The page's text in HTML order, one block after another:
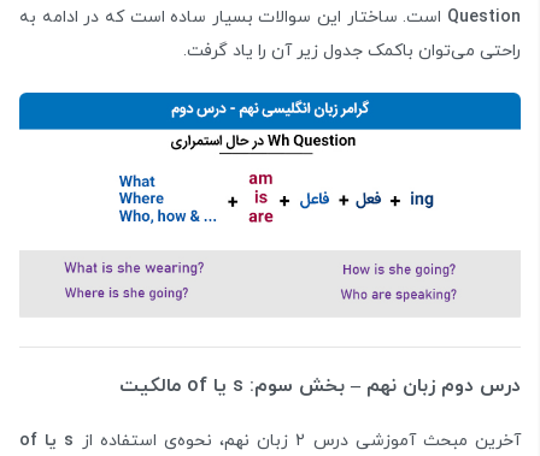
Question است. ساختار این سوالات بسیار ساده است که در ادامه به
راحتی‌ می‌توان باکمک جدول زیر آن را یاد گرفت.
درس دوم زبان نهم – بخش سوم: s یا of مالکیت
آخرین مبحث آموزشی درس 2 زبان نهم، نحوه‌ی استفاده از
s یا of